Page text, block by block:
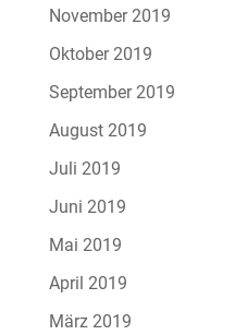
November 2019
Oktober 2019
September 2019
August 2019
Juli 2019
Juni 2019
Mai 2019
April 2019
März 2019